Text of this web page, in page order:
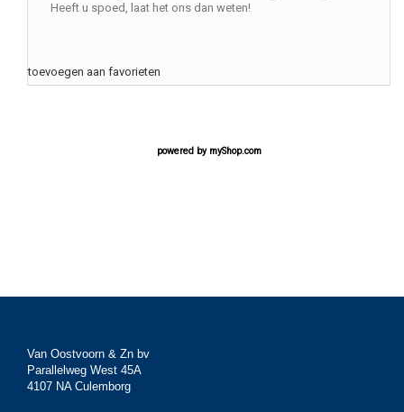
Heeft u spoed, laat het ons dan weten!
toevoegen aan favorieten
powered by myShop.com
Van Oostvoorn & Zn bv
Parallelweg West 45A
4107 NA Culemborg